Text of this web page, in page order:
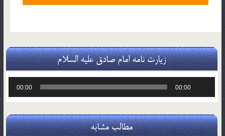
زیارت نامه امام صادق علیه السلام
00:00
00:00
مطالب مشابه